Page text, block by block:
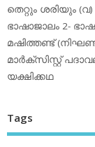
തെറ്റും ശരിയും (വ)
ഭാഷാജാലം 2-
മഷിത്തണ്ട്
മാര്‍ക്‌സിസ്റ്റ്
യക്ഷിക്കഥ
Tags